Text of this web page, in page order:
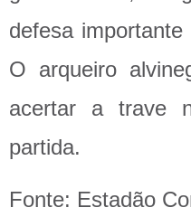
defesa
O arqueiro
acertar a trave
partida.
Fonte: Estadão